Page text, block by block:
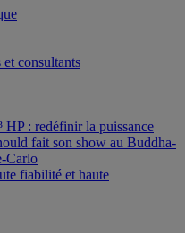
et consultants
: redéfinir la puissance
fait son show au Buddha-
Carlo
fiabilité et haute